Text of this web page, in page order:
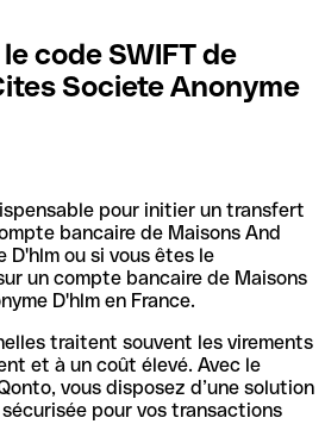
code SWIFT de
Societe Anonyme
pour initier un transfert
bancaire de Maisons And
D'hlm ou si vous êtes le
un compte bancaire de Maisons
D'hlm en France.
traitent souvent les virements
et à un coût élevé. Avec le
vous disposez d’une solution
pour vos transactions